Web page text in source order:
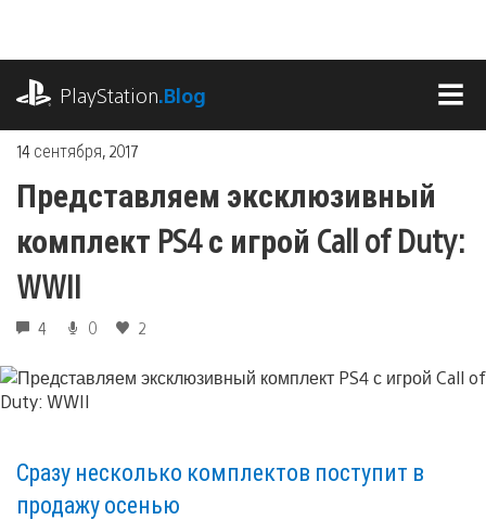
содержимому
PlayStation.Blog
14 сентября, 2017
Представляем эксклюзивный
комплект PS4 с игрой Call of Duty:
WWII
4 0 2
Сразу несколько комплектов поступит в
продажу осенью